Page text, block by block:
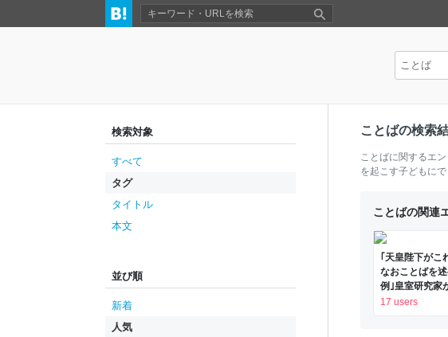
検索対象
すべて
タグ
タイトル
本文
並び順
新着
人気
ことばの検索
ことばに関するエ
を起こす子どもに
ことばの関連
｢天皇陛下がこ
なおことばを
例｣皇室研究家
た"国民の理解"
17 users